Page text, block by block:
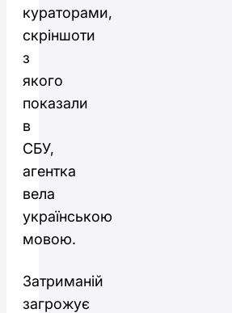
кураторами,
скріншоти
з
якого
показали
в
СБУ,
агентка
вела
українською
мовою.
Затриманій
загрожує